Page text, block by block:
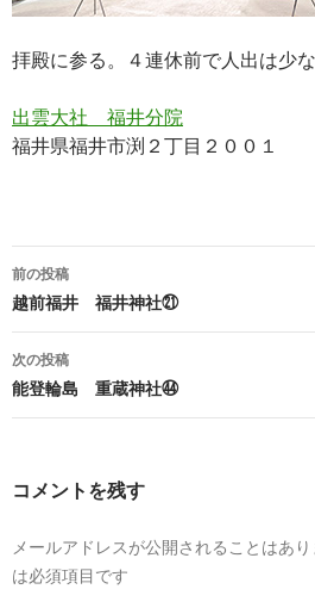
拝殿に参る。４連休前で人出は少な
出雲大社 福井分院
福井県福井市渕２丁目２００１
投
稿
ナ
ビ
ゲ
ョ
前の投稿
越前福井 福井神社㉑
次の投稿
能登輪島 重蔵神社㊹
コメントを残す
メールアドレスが公開されることはあり
は必須項目です